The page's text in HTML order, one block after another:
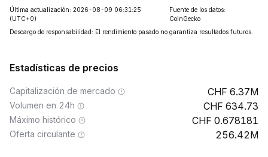
Última actualización: 2026-08-09 06:31:25
(UTC+0)
Fuente de los datos:
CoinGecko
Descargo de responsabilidad: El rendimiento pasado no garantiza resultados futuros.
Estadísticas de precios
Capitalización de mercado 6.37M
Volumen en 24h 634.73
Máximo histórico 0.678181
Oferta circulante 256.42M